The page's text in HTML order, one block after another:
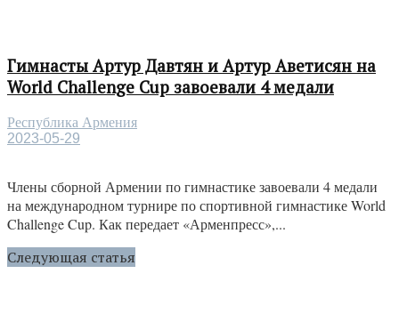
Гимнасты Артур Давтян и Артур Аветисян на
World Challenge Cup завоевали 4 медали
Республика Армения
2023-05-29
Члены сборной Армении по гимнастике завоевали 4 медали
на международном турнире по спортивной гимнастике World
Challenge Cup. Как передает «Арменпресс»,...
Следующая статья